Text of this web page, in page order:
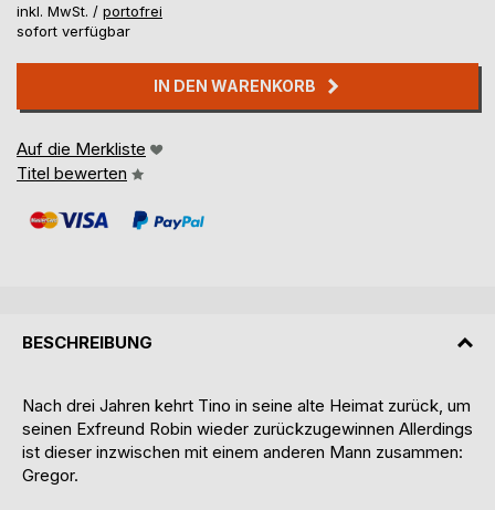
inkl. MwSt. / portofrei
sofort verfügbar
IN DEN WARENKORB
Auf die Merkliste
Titel bewerten
BESCHREIBUNG
Nach drei Jahren kehrt Tino in seine alte Heimat zurück, um
seinen Exfreund Robin wieder zurückzugewinnen Allerdings
ist dieser inzwischen mit einem anderen Mann zusammen:
Gregor.